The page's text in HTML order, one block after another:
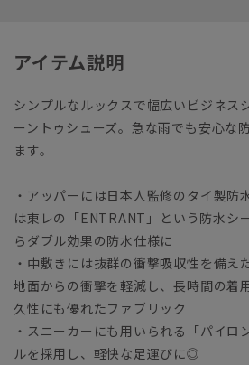
アイテム説明
シンプルなルックスで幅広いビジネス
ーントゥシューズ。急な雨でも安心な
ます。
・アッパーには日本人監修のタイ製防
は東レの「ENTRANT」という防水シ
らダブル効果の防水仕様に
・中敷きには抜群の衝撃吸収性を備え
地面からの衝撃を軽減し、長時間の着
久性にも優れたファブリック
・スニーカーにも用いられる「パイロ
ルを採用し、軽快な足運びに◎